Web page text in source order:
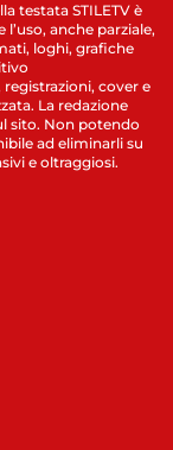
testata STILETV è
anche parziale,
loghi, grafiche
cover e
La redazione
sito. Non potendo
ad eliminarli su
e oltraggiosi.